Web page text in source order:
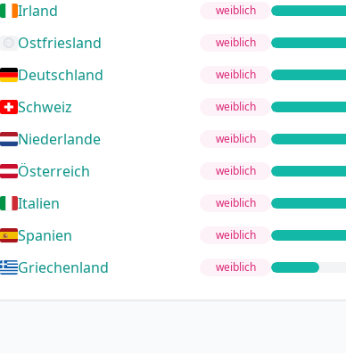
Irland weiblich
Ostfriesland weiblich
Deutschland weiblich
Schweiz weiblich
Niederlande weiblich
Österreich weiblich
Italien weiblich
Spanien weiblich
Griechenland weiblich